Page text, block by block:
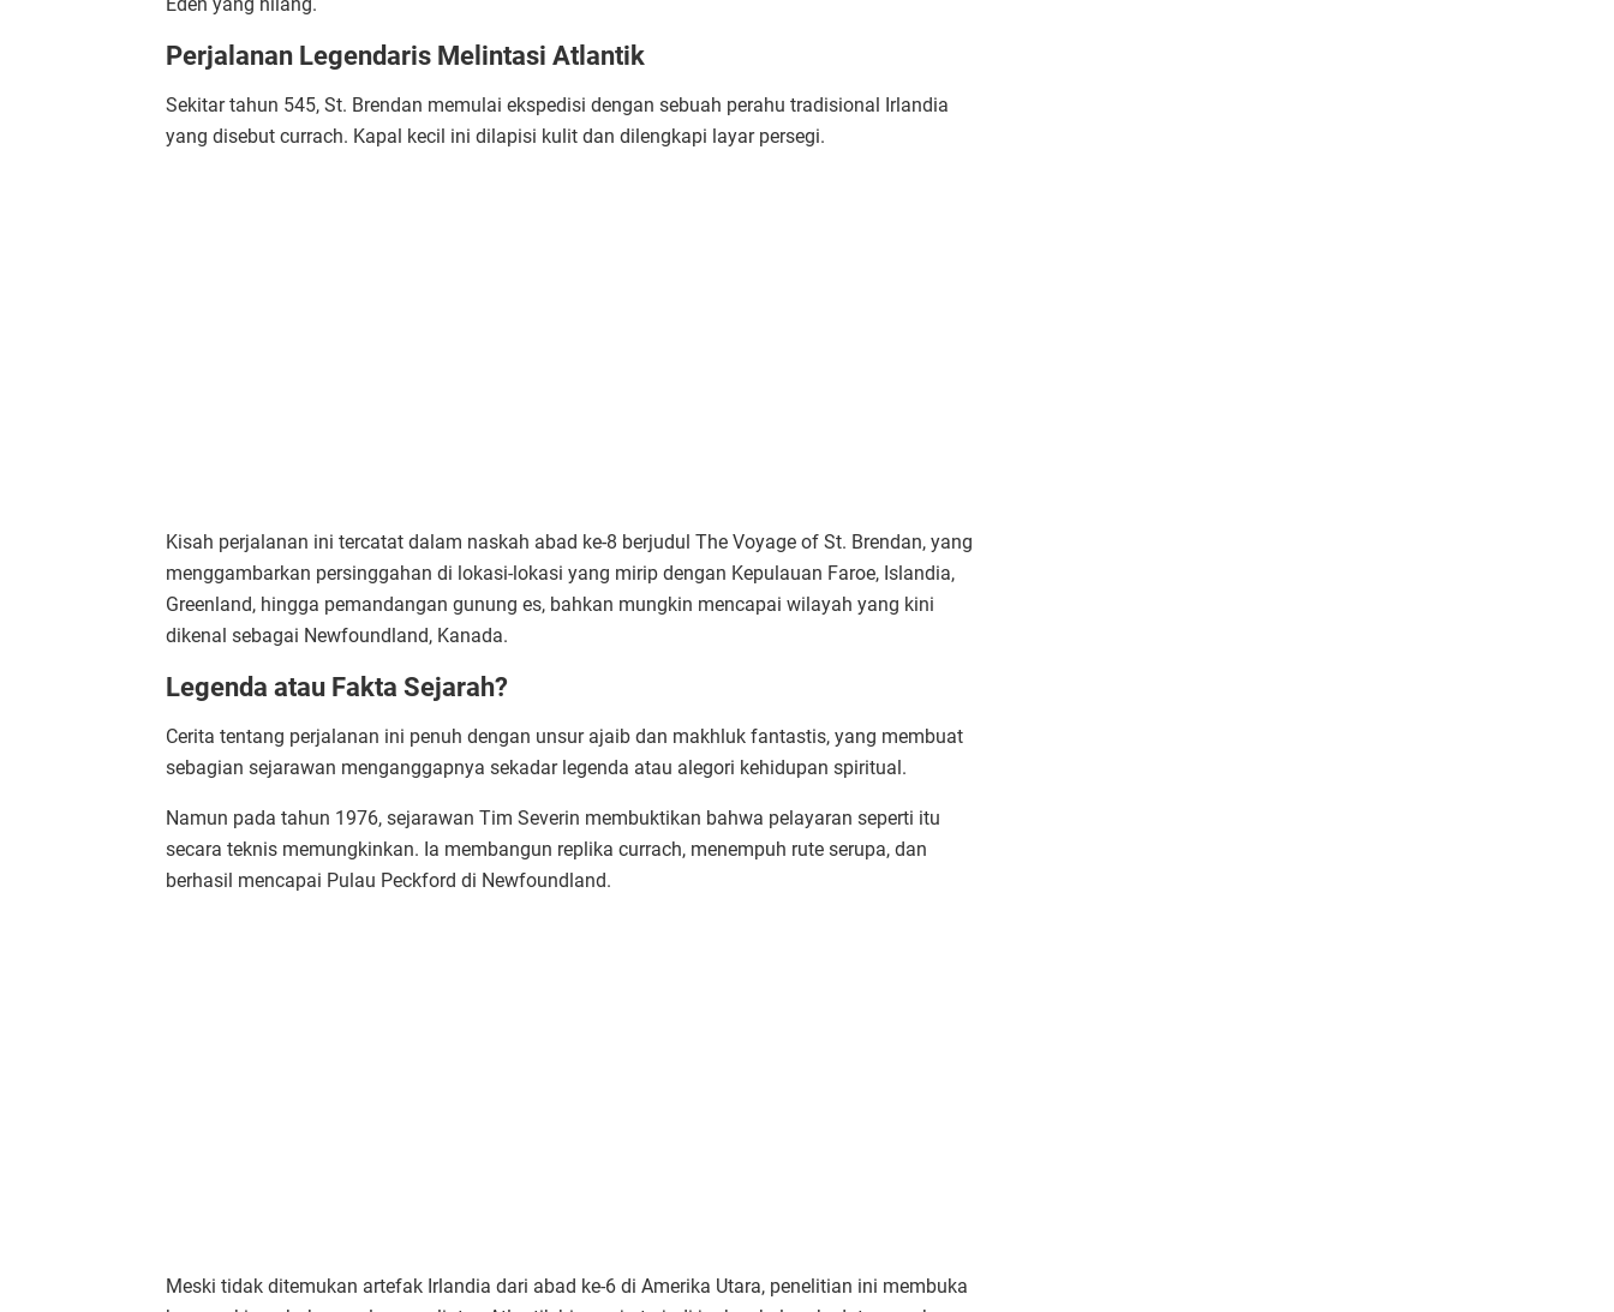
Perjalanan Legendaris Melintasi Atlantik
Sekitar tahun 545, St. Brendan memulai ekspedisi dengan sebuah perahu tradisional Irlandia
yang disebut currach. Kapal kecil ini dilapisi kulit dan dilengkapi layar persegi.
Kisah perjalanan ini tercatat dalam naskah abad ke-8 berjudul The Voyage of St. Brendan, yang
menggambarkan persinggahan di lokasi-lokasi yang mirip dengan Kepulauan Faroe, Islandia,
Greenland, hingga pemandangan gunung es, bahkan mungkin mencapai wilayah yang kini
dikenal sebagai Newfoundland, Kanada.
Legenda atau Fakta Sejarah?
Cerita tentang perjalanan ini penuh dengan unsur ajaib dan makhluk fantastis, yang membuat
sebagian sejarawan menganggapnya sekadar legenda atau alegori kehidupan spiritual.
Namun pada tahun 1976, sejarawan Tim Severin membuktikan bahwa pelayaran seperti itu
secara teknis memungkinkan. Ia membangun replika currach, menempuh rute serupa, dan
berhasil mencapai Pulau Peckford di Newfoundland.
Meski tidak ditemukan artefak Irlandia dari abad ke-6 di Amerika Utara, penelitian ini membuka